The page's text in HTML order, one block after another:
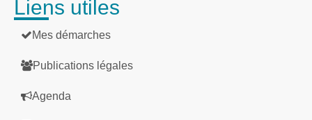
Liens utiles
Mes démarches
Publications légales
Agenda